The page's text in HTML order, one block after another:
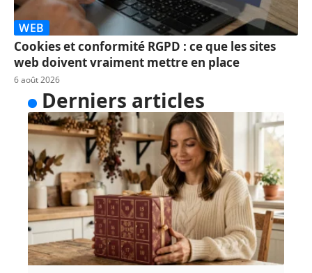
WEB
Cookies et conformité RGPD : ce que les sites
web doivent vraiment mettre en place
6 août 2026
Derniers articles